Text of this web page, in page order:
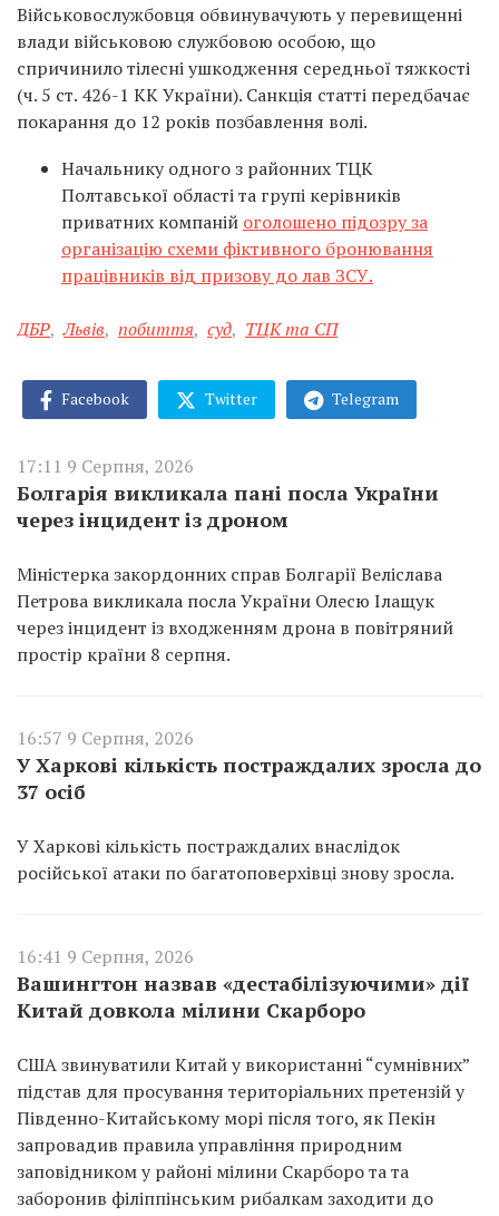
Військовослужбовця обвинувачують у перевищенні
влади військовою службовою особою, що
спричинило тілесні ушкодження середньої тяжкості
(ч. 5 ст. 426-1 КК України). Санкція статті передбачає
покарання до 12 років позбавлення волі.
Начальнику одного з районних ТЦК
Полтавської області та групі керівників
приватних компаній оголошено підозру за
організацію схеми фіктивного бронювання
працівників від призову до лав ЗСУ.
ДБР, Львів, побиття, суд, ТЦК та СП
Facebook Twitter Telegram
17:11 9 Серпня, 2026
Болгарія викликала пані посла України
через інцидент із дроном
Міністерка закордонних справ Болгарії Веліслава
Петрова викликала посла України Олесю Ілащук
через інцидент із входженням дрона в повітряний
простір країни 8 серпня.
16:57 9 Серпня, 2026
У Харкові кількість постраждалих зросла до
37 осіб
У Харкові кількість постраждалих внаслідок
російської атаки по багатоповерхівці знову зросла.
16:41 9 Серпня, 2026
Вашингтон назвав «дестабілізуючими» дії
Китай довкола мілини Скарборо
США звинуватили Китай у використанні “сумнівних”
підстав для просування територіальних претензій у
Південно-Китайському морі після того, як Пекін
запровадив правила управління природним
заповідником у районі мілини Скарборо та та
заборонив філіппінським рибалкам заходити до